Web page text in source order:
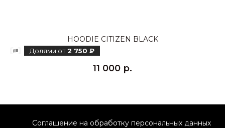
HOODIE CITIZEN BLACK
Долями от2 750 ₽
11 000 р.
Соглашение на обработку персональных данных